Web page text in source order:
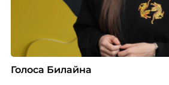
Голоса Билайна